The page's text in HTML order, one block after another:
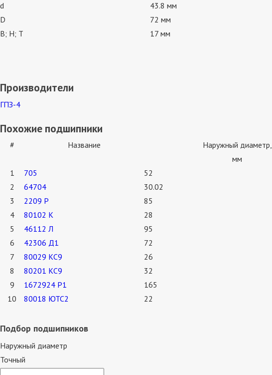
d
43.8 мм
D
72 мм
В; Н; Т
17 мм
Производители
ГПЗ-4
Похожие подшипники
# Название
Наружный диаметр,
мм
1
705 52
2
64704 30.02
3
2209 Р 85
4
80102 К 28
5
46112 Л 95
6
42306 Д1 72
7
80029 КС9 26
8
80201 КС9 32
9
1672924 Р1 165
10
80018 ЮТС2 22
Подбор подшипников
Наружный диаметр
Точный